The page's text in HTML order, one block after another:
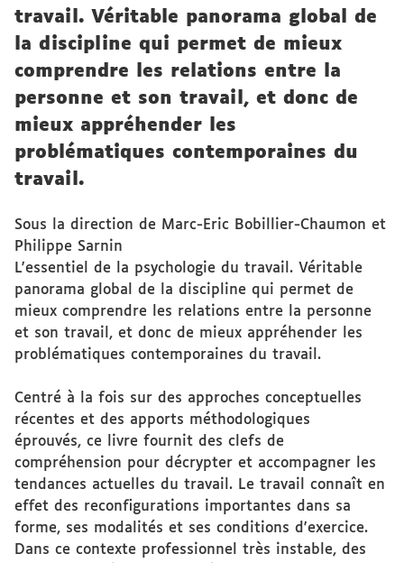
travail. Véritable panorama global de
la discipline qui permet de mieux
comprendre les relations entre la
personne et son travail, et donc de
mieux appréhender les
problématiques contemporaines du
travail.
Sous la direction de Marc-Eric Bobillier-Chaumon et
Philippe Sarnin
L'essentiel de la psychologie du travail. Véritable
panorama global de la discipline qui permet de
mieux comprendre les relations entre la personne
et son travail, et donc de mieux appréhender les
problématiques contemporaines du travail.
Centré à la fois sur des approches conceptuelles
récentes et des apports méthodologiques
éprouvés, ce livre fournit des clefs de
compréhension pour décrypter et accompagner les
tendances actuelles du travail. Le travail connaît en
effet des reconfigurations importantes dans sa
forme, ses modalités et ses conditions d'exercice.
Dans ce contexte professionnel très instable, des